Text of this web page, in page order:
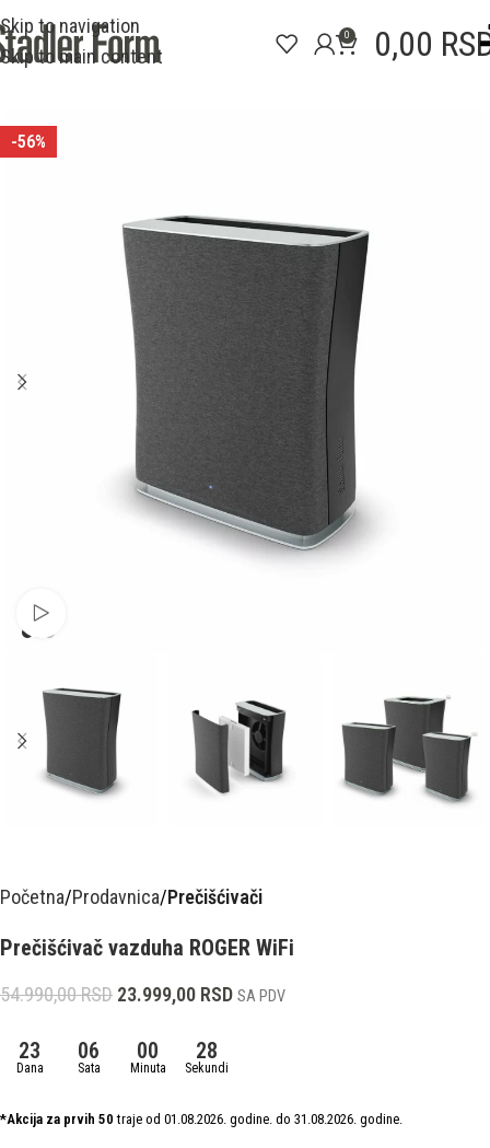
Skip to navigation
Skip to main content
0 0,00
-56%
Početna Prodavnica Prečišćivači
Prečišćivač vazduha ROGER WiFi
54.990,00RSD 23.999,00 RSD SA PDV
23
Dana
06
Sata
00
Minuta
28
Sekundi
*Akcija za prvih 50 traje od 01.08.2026. godine. do 31.08.2026. godine.